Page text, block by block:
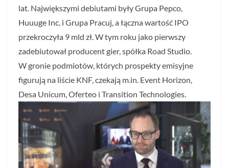
lat. Największymi debiutami były Grupa Pepco,
Huuuge Inc. i Grupa Pracuj, a łączna wartość IPO
przekroczyła 9 mld zł. W tym roku jako pierwszy
zadebiutował producent gier, spółka Road Studio.
W gronie podmiotów, których prospekty emisyjne
figurują na liście KNF, czekają m.in. Event Horizon,
Desa Unicum, Oferteo i Transition Technologies.